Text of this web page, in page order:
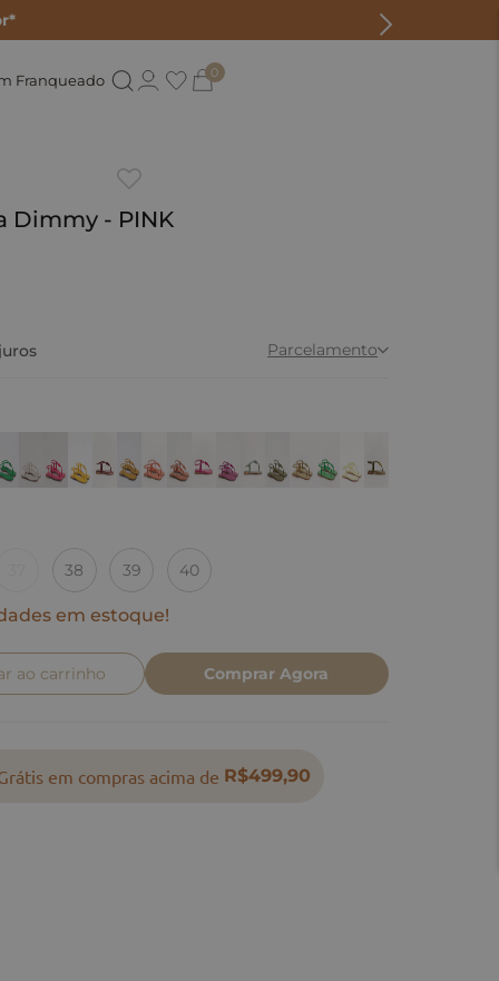
Franqueado 0
Dimmy - PINK
Parcelamento
38 39 40
em estoque!
ao carrinho Comprar Agora
em compras acima de R$499,90